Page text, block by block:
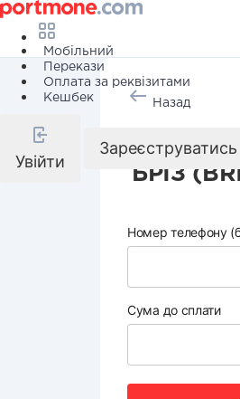
Мобільний
Перекази
Оплата за реквізитами
Кешбек
Увійти
Зареєструватись
Назад
БРІЗ
Номер телефону
Сума до сплати